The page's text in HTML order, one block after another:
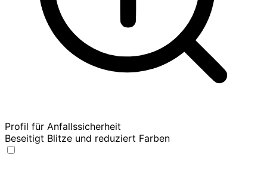
Profil für Anfallssicherheit
Beseitigt Blitze und reduziert Farben